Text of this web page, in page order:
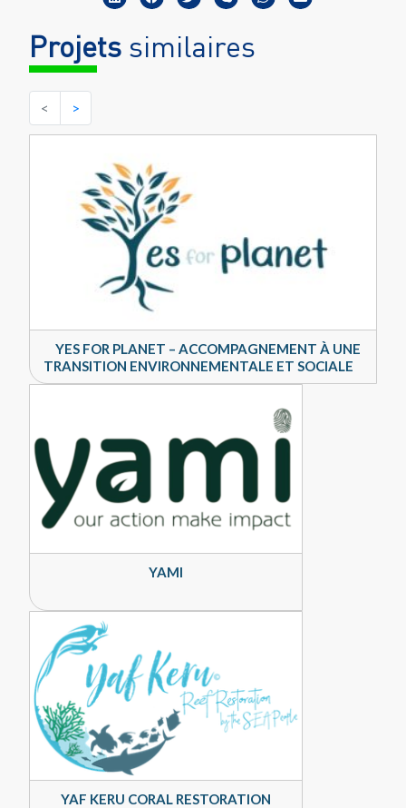
Projets similaires
< >
YES FOR PLANET – ACCOMPAGNEMENT À UNE
TRANSITION ENVIRONNEMENTALE ET SOCIALE
YAMI
YAF KERU CORAL RESTORATION